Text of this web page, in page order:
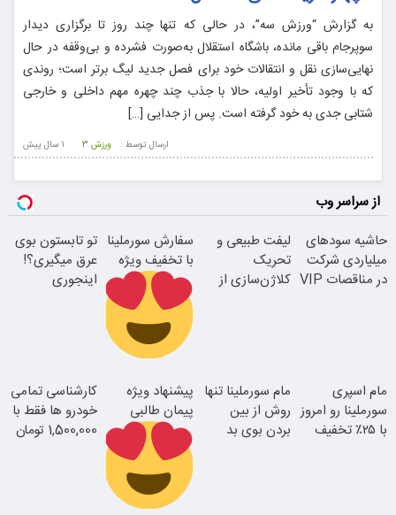
به گزارش “ورزش سه”، در حالی‌ که تنها چند روز تا برگزاری دیدار
سوپرجام باقی مانده، باشگاه استقلال به‌صورت فشرده و بی‌وقفه در حال
نهایی‌سازی نقل و انتقالات خود برای فصل جدید لیگ برتر است؛ روندی
که با وجود تأخیر اولیه، حالا با جذب چند چهره مهم داخلی و خارجی
شتابی جدی به خود گرفته است. پس از جدایی […]
1 سال پيش ارسال توسط : ورزش 3
از سراسر وب
حاشیه سودهای
میلیاردی شرکت
در مناقصات VIP
لیفت طبیعی و
تحریک
کلاژن‌سازی از
جوان شو
سفارش سورملینا
با تخفیف ویژه
2 دقیقه!
تو تابستون بوی
عرق میگیری؟!
اینجوری
مام اسپری
سورملینا رو امروز
با ۲۵٪ تخفیف
مام سورملینا تنها
روش از بین
بردن بوی بد
پیشنهاد ویژه
پیمان طالبی
کارشناسی تمامی
خودرو ها فقط با
1,500,000 تومان